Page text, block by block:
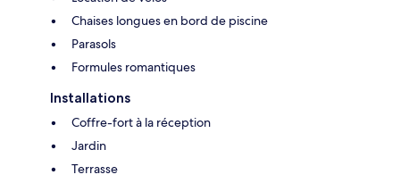
Chaises longues en bord de piscine
Parasols
Formules romantiques
Installations
Coffre-fort à la réception
Jardin
Terrasse